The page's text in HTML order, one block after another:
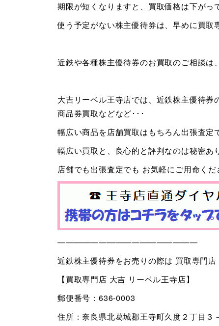
期限が短くなりますと、買取価格は下がっ
使う予定がない株主優待券は、早めに買取
近鉄や各種株主優待券のお買取のご相談は
大吉リーベル王寺店では、近鉄株主優待券
商品券買取などなど･･･
幅広い商品を店舗買取はもちろん出張査定
幅広い買取と、良心的と評判なのは秘密あ
店舗でも出張査定でも お気軽にご用命くだ
—————————————————
近鉄株主優待券をお売りの際は 買取専門店
【買取専門店 大吉 リーベル王寺店】
郵便番号：636-0003
住所：奈良県北葛城郡王寺町久度２丁目３